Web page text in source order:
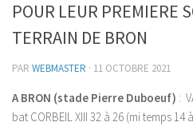
POUR LEUR PREMIERE
TERRAIN DE BRON
PAR WEBMASTER · 11 OCTOBRE 2021
A BRON (stade Pierre Duboeuf) :
bat CORBEIL XIII 32 à 26 (mi temps